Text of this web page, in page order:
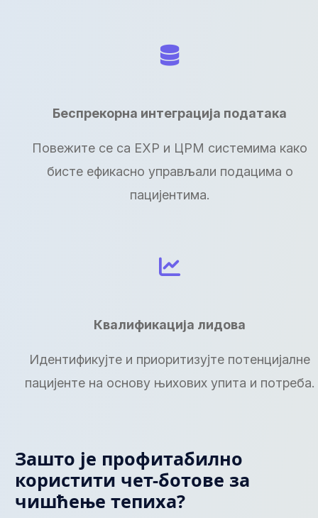
Беспрекорна интеграција података
Повежите се са ЕХР и ЦРМ системима како
бисте ефикасно управљали подацима о
пацијентима.
Квалификација лидова
Идентификујте и приоритизујте потенцијалне
пацијенте на основу њихових упита и потреба.
Зашто је профитабилно
користити чет-ботове за
чишћење тепиха?